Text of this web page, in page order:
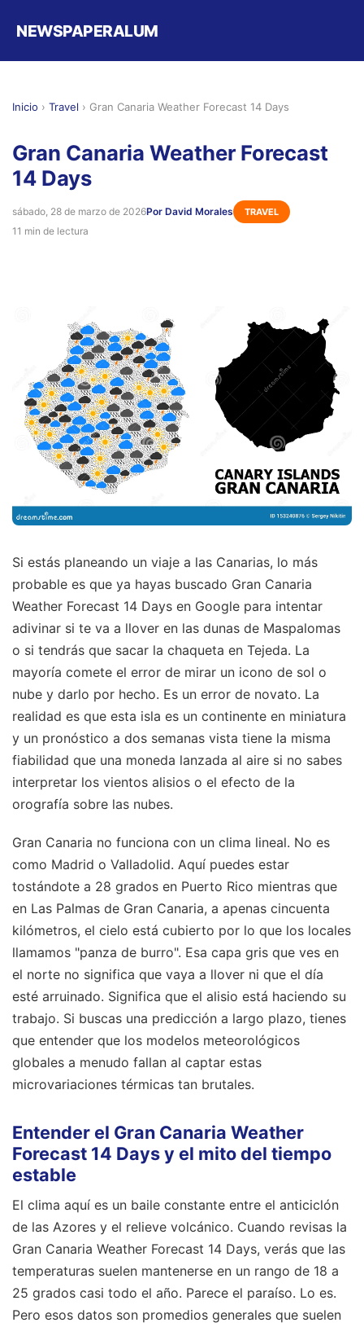
NEWSPAPERALUM
Inicio › Travel › Gran Canaria Weather Forecast 14 Days
Gran Canaria Weather Forecast
14 Days
sábado, 28 de marzo de 2026Por David Morales TRAVEL
11 min de lectura
Si estás planeando un viaje a las Canarias, lo más
probable es que ya hayas buscado Gran Canaria
Weather Forecast 14 Days en Google para intentar
adivinar si te va a llover en las dunas de Maspalomas
o si tendrás que sacar la chaqueta en Tejeda. La
mayoría comete el error de mirar un icono de sol o
nube y darlo por hecho. Es un error de novato. La
realidad es que esta isla es un continente en miniatura
y un pronóstico a dos semanas vista tiene la misma
fiabilidad que una moneda lanzada al aire si no sabes
interpretar los vientos alisios o el efecto de la
orografía sobre las nubes.
Gran Canaria no funciona con un clima lineal. No es
como Madrid o Valladolid. Aquí puedes estar
tostándote a 28 grados en Puerto Rico mientras que
en Las Palmas de Gran Canaria, a apenas cincuenta
kilómetros, el cielo está cubierto por lo que los locales
llamamos "panza de burro". Esa capa gris que ves en
el norte no significa que vaya a llover ni que el día
esté arruinado. Significa que el alisio está haciendo su
trabajo. Si buscas una predicción a largo plazo, tienes
que entender que los modelos meteorológicos
globales a menudo fallan al captar estas
microvariaciones térmicas tan brutales.
Entender el Gran Canaria Weather
Forecast 14 Days y el mito del tiempo
estable
El clima aquí es un baile constante entre el anticiclón
de las Azores y el relieve volcánico. Cuando revisas la
Gran Canaria Weather Forecast 14 Days, verás que las
temperaturas suelen mantenerse en un rango de 18 a
25 grados casi todo el año. Parece el paraíso. Lo es.
Pero esos datos son promedios generales que suelen